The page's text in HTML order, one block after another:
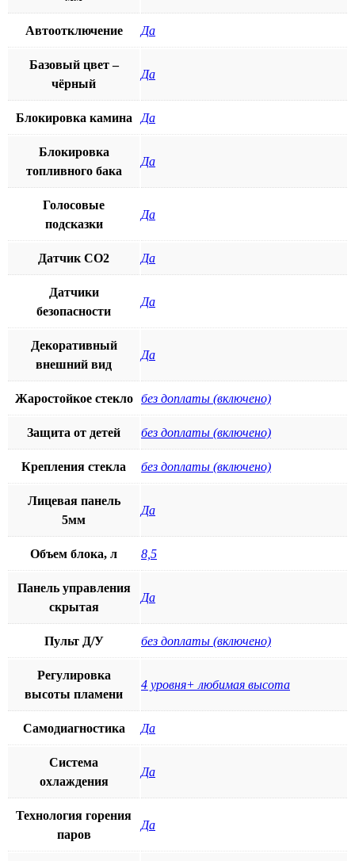
Автоотключение Да
Базовый цвет –
чёрный
Да
Блокировка камина Да
Блокировка
топливного бака
Да
Голосовые
подсказки
Да
Датчик СО2 Да
Датчики
безопасности
Да
Декоративный
внешний вид
Да
Жаростойкое стекло без доплаты (включено)
Защита от детей без доплаты (включено)
Крепления стекла без доплаты (включено)
Лицевая панель
5мм
Да
Объем блока, л 8,5
Панель управления
скрытая
Да
Пульт Д/У без доплаты (включено)
Регулировка
высоты пламени
4 уровня+ любимая высота
Самодиагностика Да
Система
охлаждения
Да
Технология горения
паров
Да